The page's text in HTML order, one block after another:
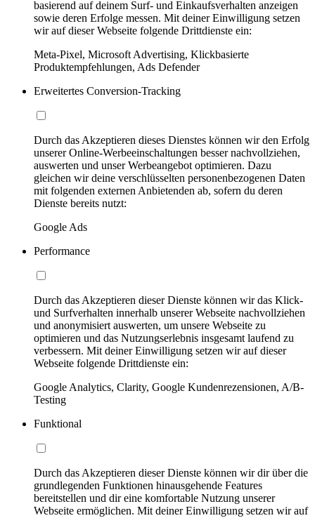
basierend auf deinem Surf- und Einkaufsverhalten anzeigen
sowie deren Erfolge messen. Mit deiner Einwilligung setzen
wir auf dieser Webseite folgende Drittdienste ein:
Meta-Pixel, Microsoft Advertising, Klickbasierte
Produktempfehlungen, Ads Defender
Erweitertes Conversion-Tracking
Durch das Akzeptieren dieses Dienstes können wir den Erfolg
unserer Online-Werbeeinschaltungen besser nachvollziehen,
auswerten und unser Werbeangebot optimieren. Dazu
gleichen wir deine verschlüsselten personenbezogenen Daten
mit folgenden externen Anbietenden ab, sofern du deren
Dienste bereits nutzt:
Google Ads
Performance
Durch das Akzeptieren dieser Dienste können wir das Klick-
und Surfverhalten innerhalb unserer Webseite nachvollziehen
und anonymisiert auswerten, um unsere Webseite zu
optimieren und das Nutzungserlebnis insgesamt laufend zu
verbessern. Mit deiner Einwilligung setzen wir auf dieser
Webseite folgende Drittdienste ein:
Google Analytics, Clarity, Google Kundenrezensionen, A/B-
Testing
Funktional
Durch das Akzeptieren dieser Dienste können wir dir über die
grundlegenden Funktionen hinausgehende Features
bereitstellen und dir eine komfortable Nutzung unserer
Webseite ermöglichen. Mit deiner Einwilligung setzen wir auf